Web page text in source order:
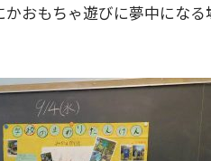
おもちゃ遊びに夢中になる